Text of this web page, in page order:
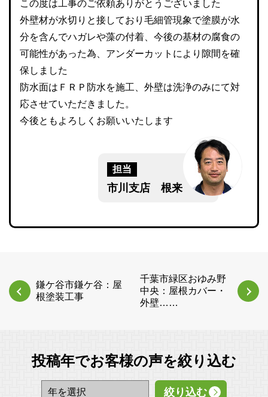
この度は工事のご依頼ありがとうございました
外壁材が水切りと接しており毛細管現象で塗膜が水
分を含んでハガレや藻の付着、今後の基材の腐食の
可能性があった為、アンダーカットにより隙間を確
保しました
防水面はＦＲＰ防水を施工、外壁は洗浄のみにて対
応させていただきました。
今後ともよろしくお願いいたします
担当
市川支店 根来
鎌ケ谷市鎌ケ谷：屋
根塗装工事
千葉市緑区おゆみ野
中央：屋根カバー・
外壁……
投稿年でお客様の声を絞り込む